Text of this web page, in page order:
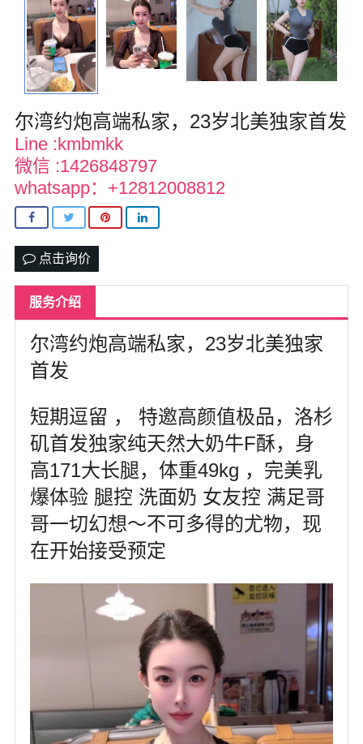
达拉斯
美国其他地区
尔湾
us151萌萌私家约炮按摩
留学生私家兼职*有地方可上门
热门城市
尔湾约炮高端私家，23岁北美独家首发
Line :kmbmkk
微信 :1426848797
whatsapp：+12812008812
点击询价
服务介绍
尔湾约炮高端私家，23岁北美独家
首发
短期逗留 ， 特邀高颜值极品，洛杉
矶首发独家纯天然大奶牛F酥，身
高171大长腿，体重49kg ，完美乳
爆体验 腿控 洗面奶 女友控 满足哥
哥一切幻想～不可多得的尤物，现
在开始接受预定